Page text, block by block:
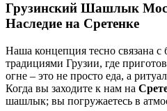
Грузинский Шашлык
Наследие на Сретенке
Наша концепция тесно связана
традициями Грузии, где
огне – это не просто еда, а
Когда вы заходите к нам на
шашлык; вы погружаетесь в